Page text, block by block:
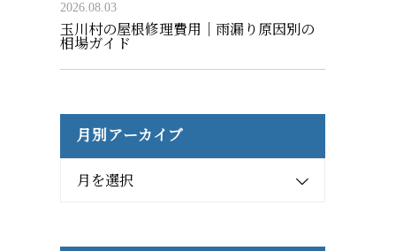
2026.08.03
玉川村の屋根修理費用｜雨漏り原因別の
相場ガイド
月別アーカイブ
月を選択